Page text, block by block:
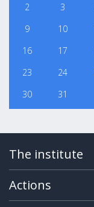
2
3
9
10
16
17
23
24
30
31
The institute
Actions